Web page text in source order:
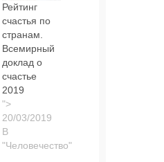
Рейтинг
счастья по
странам.
Всемирный
доклад о
счастье
2019
">
В
"Человечество"